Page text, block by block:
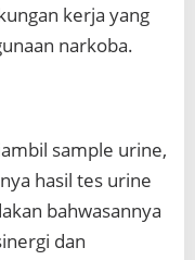
kerja yang
narkoba.
sample urine,
hasil tes urine
bahwasannya
dan